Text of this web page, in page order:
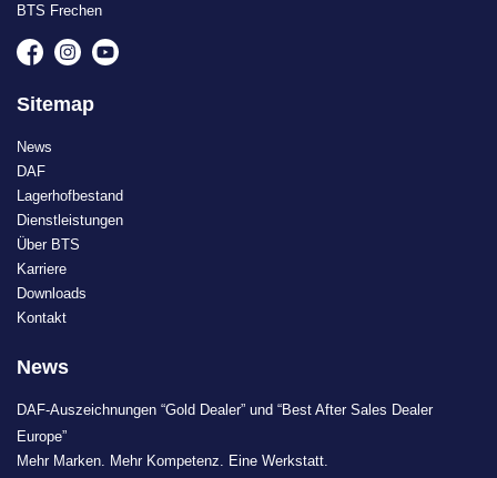
BTS Frechen
Sitemap
News
DAF
Lagerhofbestand
Dienstleistungen
Über BTS
Karriere
Downloads
Kontakt
News
DAF-Auszeichnungen “Gold Dealer” und “Best After Sales Dealer
Europe”
Mehr Marken. Mehr Kompetenz. Eine Werkstatt.